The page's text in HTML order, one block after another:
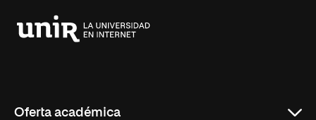
Oferta académica